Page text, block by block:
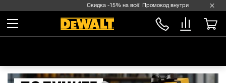
Скидка -15% на всё! Промокод внутри →